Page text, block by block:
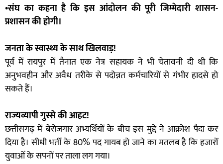
•संघ का कहना है कि इस आंदोलन की पूरी जिम्मेदारी शासन-
प्रशासन की होगी।
जनता के स्वास्थ्य के साथ खिलवाड़!
पूर्व में रायपुर में तैनात एक नेत्र सहायक ने भी चेतावनी दी थी कि
अनुभवहीन और अवैध तरीके से पदोन्नत कर्मचारियों से गंभीर हादसे हो
सकते हैं।
राज्यव्यापी गुस्से की आहट!
छत्तीसगढ़ में बेरोजगार अभ्यर्थियों के बीच इस मुद्दे ने आक्रोश पैदा कर
दिया है। सीधी भर्ती के 80% पद गायब हो जाने का मतलब है कि हजारों
युवाओं के सपनों पर ताला लग गया।